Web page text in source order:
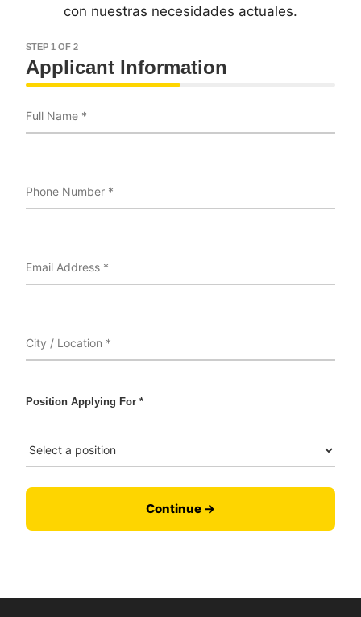
con nuestras necesidades actuales.
STEP 1 OF 2
Applicant Information
Position Applying For *
Continue →